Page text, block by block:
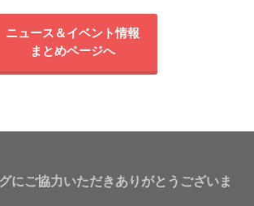
ニュース＆イベント情報
まとめページへ
にご協力いただきありがとうございま